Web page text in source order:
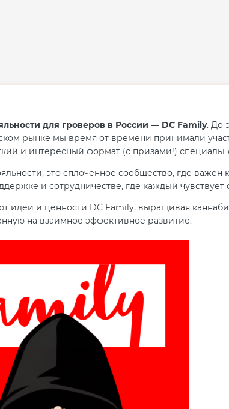
для гроверов в России — DC Family. До
рынке мы время от времени принимали
и интересный формат (с призами!)
это сплоченное сообщество, где
и сотрудничестве, где каждый чувствует
идеи и ценности DC Family, выращивая
на взаимное эффективное развитие.